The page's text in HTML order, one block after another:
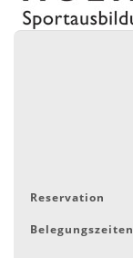
Reservation
Belegungszeiten